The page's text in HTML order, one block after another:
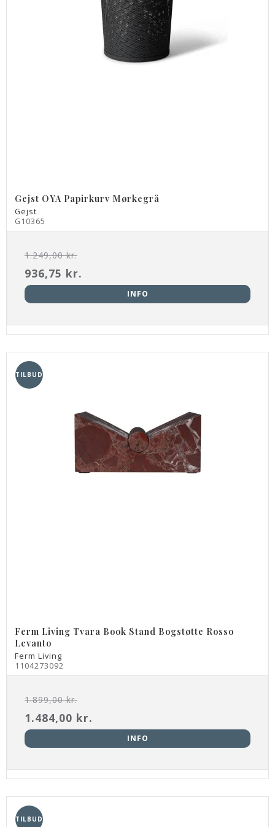
Gejst OYA Papirkurv Mørkegrå
Gejst
G10365
1.249,00 kr.
936,75 kr.
INFO
TILBUD
Ferm Living Tvara Book Stand Bogstøtte Rosso
Levanto
Ferm Living
1104273092
1.899,00 kr.
1.484,00 kr.
INFO
TILBUD